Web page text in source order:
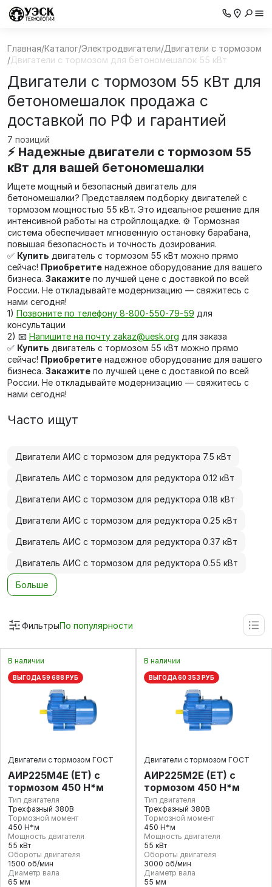
Главная/Каталог/Электродвигатели/Двигатели с тормозом
/Двигатели с тормозом для бетономешалок 55 кВт
Двигатели с тормозом 55 кВт для
бетономешалок продажа с
доставкой по РФ и гарантией
7 позиций
⚡ Надежные двигатели с тормозом 55
кВт для вашей бетономешалки
Ищете мощный и безопасный двигатель для
бетономешалки? Представляем подборку двигателей с
тормозом мощностью 55 кВт. Это идеальное решение для
интенсивной работы на стройплощадке. ⚙️ Тормозная
система обеспечивает мгновенную остановку барабана,
повышая безопасность и точность дозирования.
✅ Купить двигатель с тормозом 55 кВт можно прямо
сейчас! Приобретите надежное оборудование для вашего
бизнеса. Закажите по лучшей цене с доставкой по всей
России. Не откладывайте модернизацию — свяжитесь с
нами сегодня!
1) Позвоните по телефону 8-800-550-79-59 для
консультации
2) 📧 Напишите на почту zakaz@uesk.org для заказа
✅ Купить двигатель с тормозом 55 кВт можно прямо
сейчас! Приобретите надежное оборудование для вашего
бизнеса. Закажите по лучшей цене с доставкой по всей
России. Не откладывайте модернизацию — свяжитесь с
нами сегодня!
Часто ищут
Двигатели АИС с тормозом для редуктора 7.5 кВт
Двигатель АИС с тормозом для редуктора 0.12 кВт
Двигатели АИС с тормозом для редуктора 0.18 кВт
Двигатели АИС с тормозом для редуктора 0.25 кВт
Двигатель АИС с тормозом для редуктора 0.37 кВт
Двигатель АИС с тормозом для редуктора 0.55 кВт
Больше
ФильтрыПо популярности
В наличии
ВЫГОДА 59 688 РУБ
Двигатели с тормозом ГОСТ
АИР225М4E (ET) с
тормозом 450 Н*м
Тип двигателя
Трехфазный 380В
Тормозной момент
450 Н*м
Мощность двигателя
55 кВт
Обороты двигателя
1500 об/мин
Диаметр вала
65 мм
В наличии
ВЫГОДА 60 353 РУБ
Двигатели с тормозом ГОСТ
АИР225М2E (ET) с
тормозом 450 Н*м
Тип двигателя
Трехфазный 380В
Тормозной момент
450 Н*м
Мощность двигателя
55 кВт
Обороты двигателя
3000 об/мин
Диаметр вала
55 мм